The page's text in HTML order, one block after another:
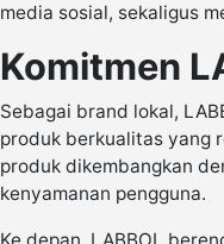
media sosial, sekaligus
Komitmen
Sebagai brand lokal,
produk berkualitas yang
produk dikembangkan
kenyamanan pengguna.